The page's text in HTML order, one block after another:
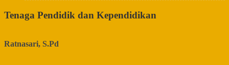
Tenaga Pendidik dan Kependidikan
Ratnasari, S.Pd